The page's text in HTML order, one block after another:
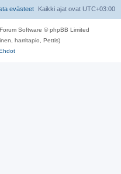
Kaikki ajat ovat UTC+03:00
evästeet
Software © phpBB Limited
harritapio, Pettis)